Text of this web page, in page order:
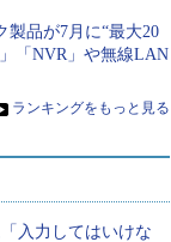
製品が7月に“最大20
「NVR」や無線LAN
» ランキングをもっと見る
「入力してはいけな